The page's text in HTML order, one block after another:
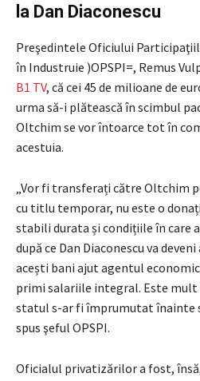
la Dan Diaconescu
Preşedintele Oficiului
în Industruie )OPSPI=, Remus
B1 TV, că cei 45 de milioane de
urma să-i plătească în scimbul
Oltchim se vor întoarce tot în
acestuia.
„Vor fi transferați către Oltchim
cu titlu temporar, nu este o
stabili durata și condițiile în care
după ce Dan Diaconescu va
acești bani ajut agentul
primi salariile integral. Este mult
statul s-ar fi împrumutat înainte
spus şeful OPSPI.
Oficialul privatizărilor a fost,